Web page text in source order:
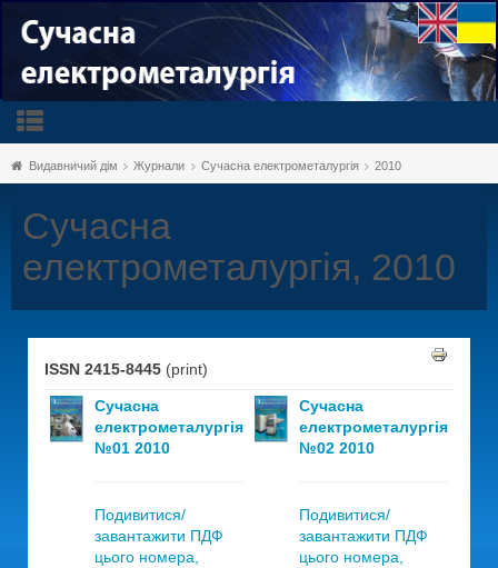
Видавничий дім Журнали Сучасна електрометалургія 2010
Сучасна
електрометалургія, 2010
ISSN 2415-8445 (print)
Сучасна
електрометалургія
№01 2010
Подивитися/
завантажити ПДФ
цього номера,
Сучасна
електрометалургія
№02 2010
Подивитися/
завантажити ПДФ
цього номера,